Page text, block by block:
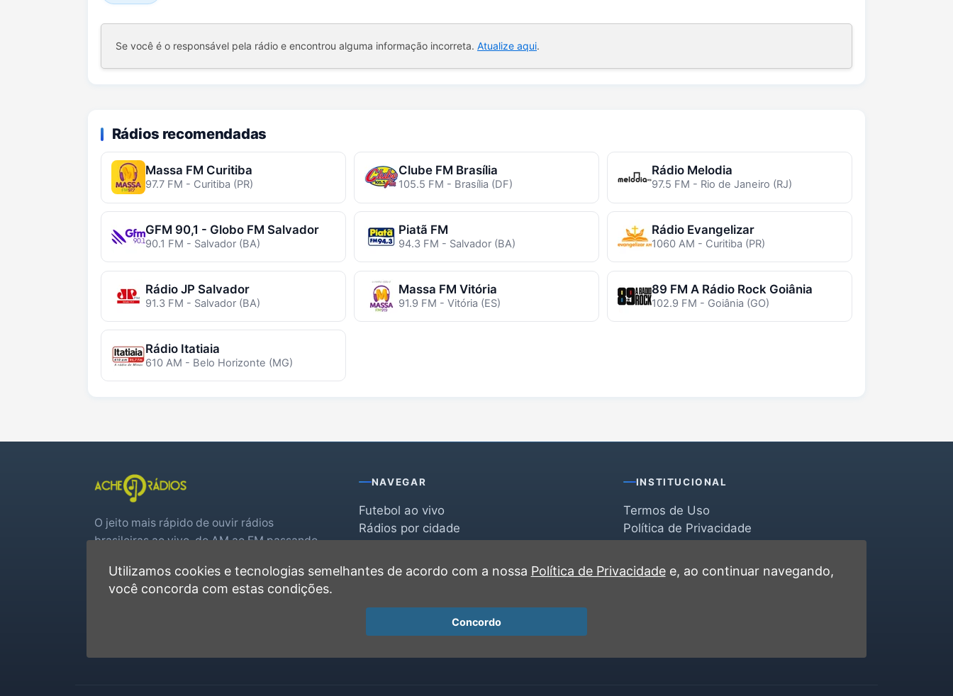
Se você é o responsável pela rádio e encontrou alguma informação incorreta. Atualize aqui.
Rádios recomendadas
Massa FM Curitiba
97.7 FM - Curitiba (PR)
Clube FM Brasília
105.5 FM - Brasília (DF)
Rádio Melodia
97.5 FM - Rio de Janeiro (RJ)
GFM 90,1 - Globo FM Salvador
90.1 FM - Salvador (BA)
Piatã FM
94.3 FM - Salvador (BA)
Rádio Evangelizar
1060 AM - Curitiba (PR)
Rádio JP Salvador
91.3 FM - Salvador (BA)
Massa FM Vitória
91.9 FM - Vitória (ES)
89 FM A Rádio Rock Goiânia
102.9 FM - Goiânia (GO)
Rádio Itatiaia
610 AM - Belo Horizonte (MG)
O jeito mais rápido de ouvir rádios
brasileiras ao vivo, do AM ao FM passando
real.
NAVEGAR
Futebol ao vivo
Rádios por cidade
Favoritas
INSTITUCIONAL
Termos de Uso
Política de Privacidade
Contato
Utilizamos cookies e tecnologias semelhantes de acordo com a nossa Política de Privacidadee, ao continuar navegando,
você concorda com estas condições.
Concordo